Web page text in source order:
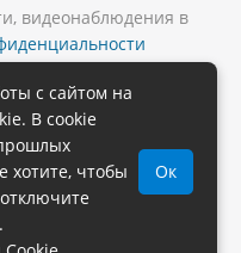
видеонаблюдения в
сайта
с сайтом на
В cookie
хотите, чтобы
Ок